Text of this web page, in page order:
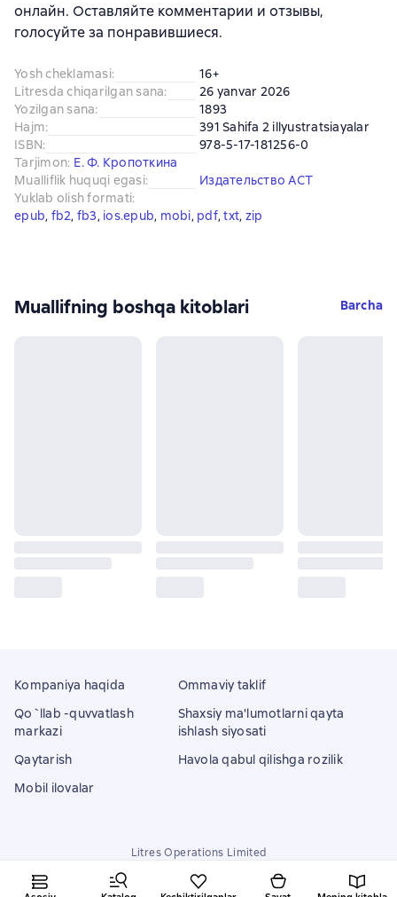
онлайн. Оставляйте комментарии и отзывы,
голосуйте за понравившиеся.
Yosh cheklamasi:
16+
Litresda chiqarilgan sana:
26 yanvar 2026
Yozilgan sana:
1893
Hajm:
391 Sahifa 2 illyustratsiayalar
ISBN:
978-5-17-181256-0
Tarjimon: Е. Ф. Кропоткина
Mualliflik huquqi egasi:
Издательство АСТ
Yuklab olish formati:
epub, fb2, fb3, ios.epub, mobi, pdf, txt, zip
Muallifning boshqa kitoblari Barcha
Kompaniya haqida
Qo`llab -quvvatlash
markazi
Qaytarish
Mobil ilovalar
Ommaviy taklif
Shaxsiy ma'lumotlarni qayta
ishlash siyosati
Havola qabul qilishga rozilik
Litres Operations Limited